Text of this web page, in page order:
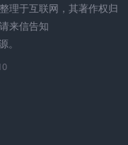
理于互联网，其著作权归
来信告知
。